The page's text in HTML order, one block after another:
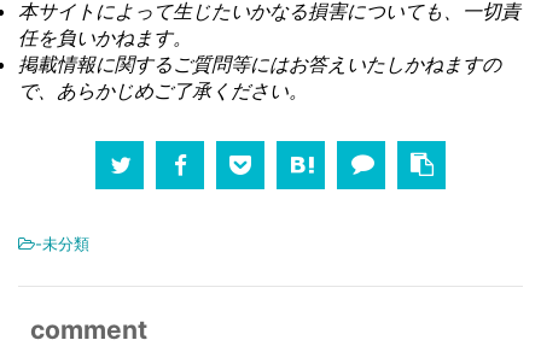
本サイトによって生じたいかなる損害についても、一切責
任を負いかねます。
掲載情報に関するご質問等にはお答えいたしかねますの
で、あらかじめご了承ください。
-未分類
comment